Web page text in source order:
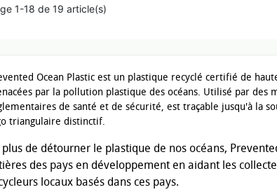
Ocean Plastic est un plastique recyclé certifié de
par la pollution plastique des océans. Utilisé par des
de santé et de sécurité, est traçable jusqu'à la
triangulaire distinctif.
plus de détourner le plastique de nos océans,
des pays en développement en aidant les
locaux basés dans ces pays.
1-18 de 19 article(s)